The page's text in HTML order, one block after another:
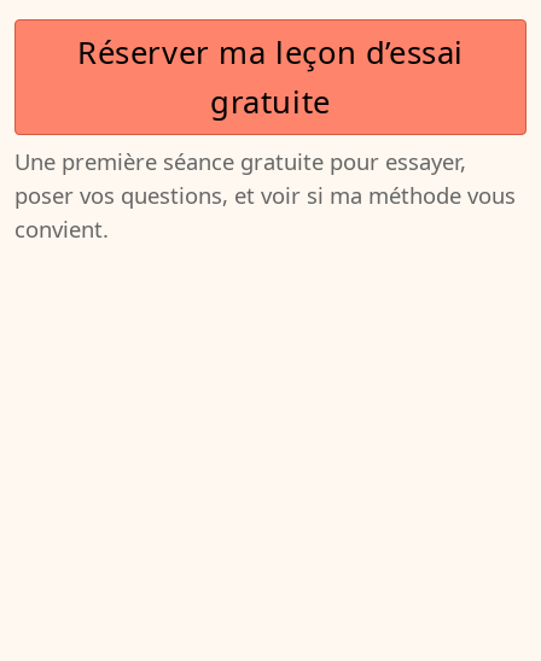
Réserver ma leçon d’essai
gratuite
Une première séance gratuite pour essayer,
poser vos questions, et voir si ma méthode vous
convient.